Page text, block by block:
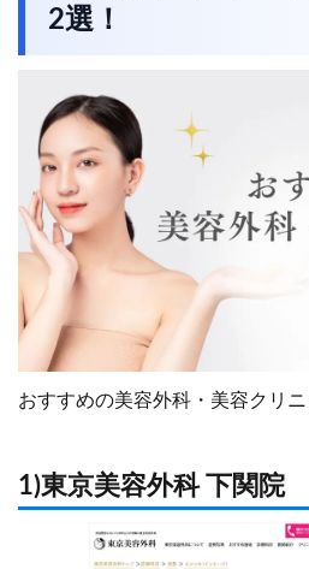
2選！
おすすめの美容外科・美容クリニ
1)東京美容外科 下関院